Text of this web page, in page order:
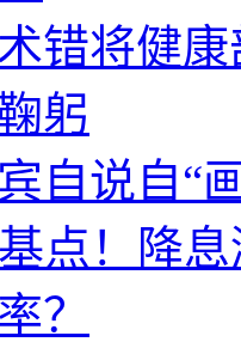
错将健
躬
自说自“
点！降
？